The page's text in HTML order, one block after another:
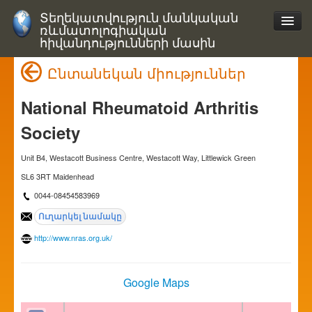
Տեղեկատվություն մանկական
ռևմատոլոգիական
հիվանդությունների մասին
Ընտանեկան միություններ
National Rheumatoid Arthritis
Society
Unit B4, Westacott Business Centre, Westacott Way, Littlewick Green
SL6 3RT Maidenhead
0044-08454583969
http://www.nras.org.uk/
Google Maps